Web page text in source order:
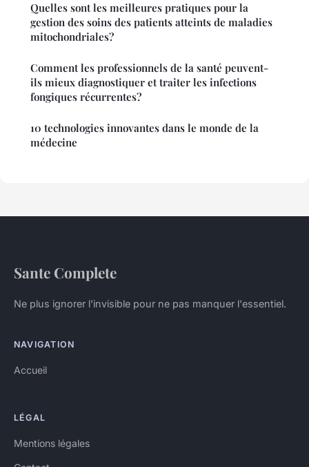
Quelles sont les meilleures pratiques pour la
gestion des soins des patients atteints de maladies
mitochondriales?
Comment les professionnels de la santé peuvent-
ils mieux diagnostiquer et traiter les infections
fongiques récurrentes?
10 technologies innovantes dans le monde de la
médecine
Sante Complete
Ne plus ignorer l'invisible pour ne pas manquer l'essentiel.
NAVIGATION
Accueil
LÉGAL
Mentions légales